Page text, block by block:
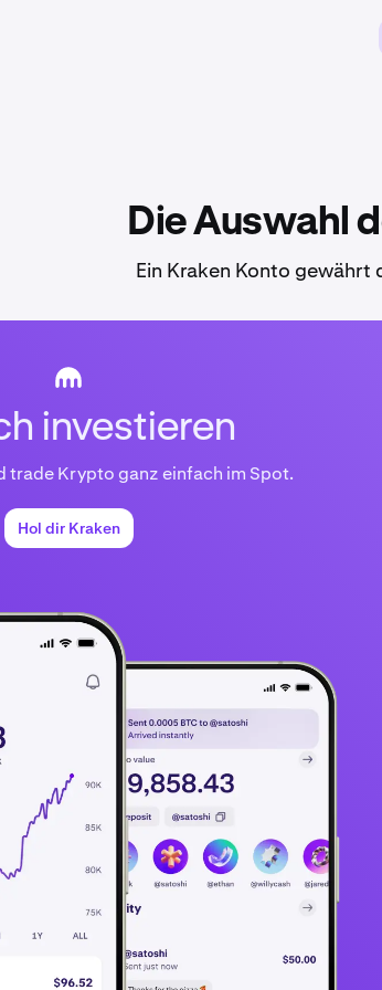
Die Auswahl
Ein Kraken Konto
investieren
trade Krypto ganz einfach im Spot.
Hol dir Kraken